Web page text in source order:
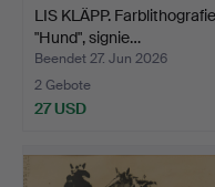
LIS KLÄPP.
"Hund", signie…
Beendet 27. Jun 2026
2 Gebote
27 USD